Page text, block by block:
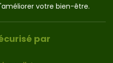
votre bien-être.
par